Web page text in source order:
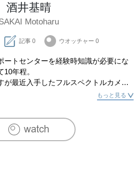
酒井基晴
Motoharu
記事 0 ウオッチャー 0
ートセンターを経験時知識が必要にな
年程。
が最近入手したフルスペクトルカメラ
カメラ)を使い赤外線撮影も精力的行っ
もっと見る